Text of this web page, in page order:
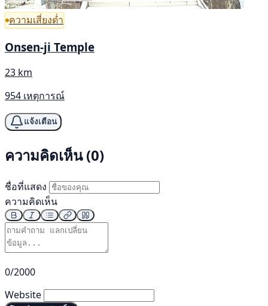
ความเสี่ยงต่ำ
Onsen-ji Temple
23 km
954 เหตุการณ์
แจ้งเตือน
ความคิดเห็น (0)
ชื่อที่แสดง
ความคิดเห็น
0/2000
Website